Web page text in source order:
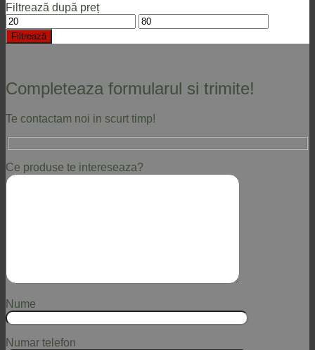
Filtrează după preț
Preț
minim
Preț
maxim
Filtrează
Completeaza formularul si trimite!
Te contactam noi in scurt timp!
Ce produse te intereseaza?
Nume
Numar telefon